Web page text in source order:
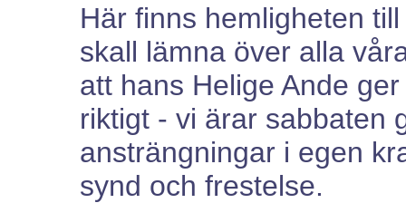
Här finns hemligheten
skall lämna över alla
att hans Helige Ande
riktigt - vi ärar sabbaten
ansträngningar i egen
synd och frestelse.